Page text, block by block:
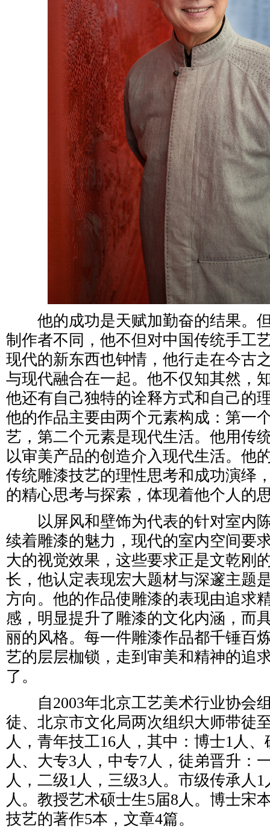
他的成功是天赋加勤奋的结果。
制作者不同，他不但对中国传统手工
现代的新东西也钟情，他行走在今古
与现代融合在一起。他不仅知其然，
他还有自己独特的诠释方式和自己的
他的作品主要由两个元素构成：第一
艺，第二个元素是现代生活。他用传
以审美产品的创造介入现代生活。他
传统雕漆技艺的理性思考和成功演绎
的精心思考与探索，体现着他个人的
以屏风和壁饰为代表的针对室内
续着雕漆的魅力，现代的室内空间要
大的视觉效果，这些要求正是文乾刚
长，他认定表现宏大题材与深邃主题
方向。他的作品使雕漆的表现由追求
感，明显提升了雕漆的文化内涵，而
丽的风格。每一件雕漆作品都千锤百
艺的层层枷锁，走到审美和精神的追
了。
自2003年北京工艺美术行业协会
徒、北京市文化局两次组织大师带徒
人，青年技工16人，其中：博士1人
人、大专3人，中专7人，徒弟晋升：
人，二级1人，三级3人。市级传承人
人。教授艺术硕士生5届8人。博士宋
技艺的著作5本，文章4篇。